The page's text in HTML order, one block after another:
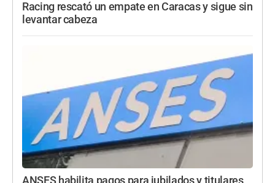
Racing rescató un empate en Caracas y sigue sin
levantar cabeza